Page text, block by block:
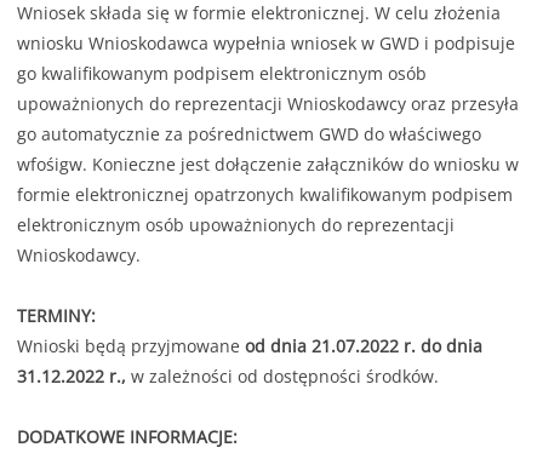
Wniosek składa się w formie elektronicznej. W celu złożenia
wniosku Wnioskodawca wypełnia wniosek w GWD i podpisuje
go kwalifikowanym podpisem elektronicznym osób
upoważnionych do reprezentacji Wnioskodawcy oraz przesyła
go automatycznie za pośrednictwem GWD do właściwego
wfośigw. Konieczne jest dołączenie załączników do wniosku w
formie elektronicznej opatrzonych kwalifikowanym podpisem
elektronicznym osób upoważnionych do reprezentacji
Wnioskodawcy.
TERMINY:
Wnioski będą przyjmowane od dnia 21.07.2022 r. do dnia
31.12.2022 r., w zależności od dostępności środków.
DODATKOWE INFORMACJE: